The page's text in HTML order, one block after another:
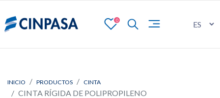
0
INICIO PRODUCTOS CINTA
CINTA RÍGIDA DE POLIPROPILENO